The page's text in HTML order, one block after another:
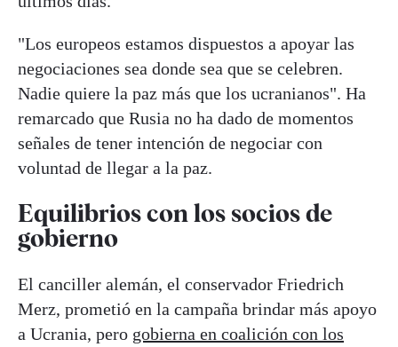
"Los europeos estamos dispuestos a apoyar las
negociaciones sea donde sea que se celebren.
Nadie quiere la paz más que los ucranianos". Ha
remarcado que Rusia no ha dado de momentos
señales de tener intención de negociar con
voluntad de llegar a la paz.
Equilibrios con los socios de
gobierno
El canciller alemán, el conservador Friedrich
Merz, prometió en la campaña brindar más apoyo
a Ucrania, pero gobierna en coalición con los